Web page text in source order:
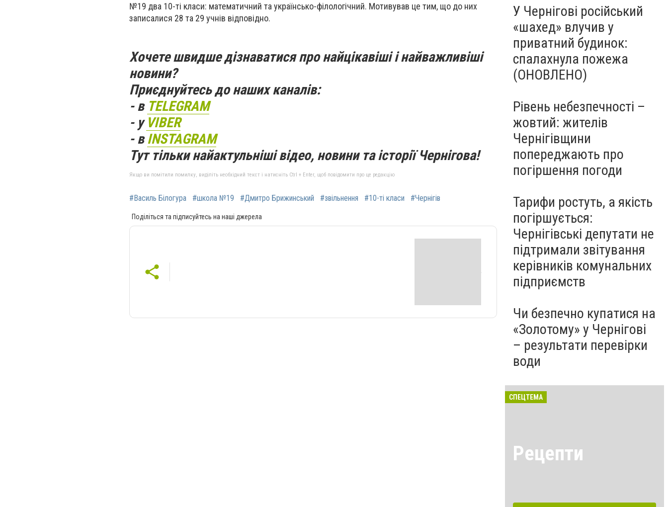
№19 два 10-ті класи: математичний та українсько-філологічний. Мотивував це тим, що до них
записалися 28 та 29 учнів відповідно.
Хочете швидше дізнаватися про найцікавіші і найважливіші
новини?
Приєднуйтесь до наших каналів:
- в TELEGRAM
- у VIBER
- вINSTAGRAM
Тут тільки найактульніші відео, новини та історії Чернігова!
Якщо ви помітили помилку, виділіть необхідний текст і натисніть Ctrl + Enter, щоб повідомити про це редакцію
#Василь Білогура #школа №19 #Дмитро Брижинський #звільнення #10-ті класи #Чернігів
Поділіться та підписуйтесь на наші джерела
У Чернігові російський
«шахед» влучив у
приватний будинок:
спалахнула пожежа
(ОНОВЛЕНО)
Рівень небезпечності –
жовтий: жителів
Чернігівщини
попереджають про
погіршення погоди
Тарифи ростуть, а якість
погіршується:
Чернігівські депутати не
підтримали звітування
керівників комунальних
підприємств
Чи безпечно купатися на
«Золотому» у Чернігові
– результати перевірки
води
СПЕЦТЕМА
Рецепти